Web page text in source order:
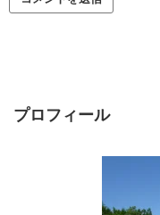
プロフィール